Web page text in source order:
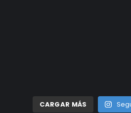
CARGAR MÁS